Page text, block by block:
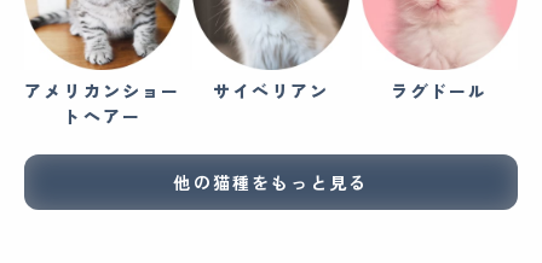
アメリカンショー
トヘアー
サイベリアン ラグドール
他の猫種をもっと見る